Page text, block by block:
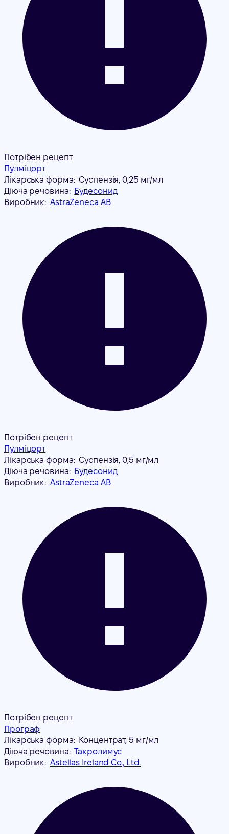
Потрібен рецепт
Пулміцорт
Лікарська форма: Суспензія, 0,25 мг/мл
Діюча речовина: Будесонид
Виробник: AstraZeneca AB
Потрібен рецепт
Пулміцорт
Лікарська форма: Суспензія, 0,5 мг/мл
Діюча речовина: Будесонид
Виробник: AstraZeneca AB
Потрібен рецепт
Програф
Лікарська форма: Концентрат, 5 мг/мл
Діюча речовина: Такролимус
Виробник: Astellas Ireland Co., Ltd.